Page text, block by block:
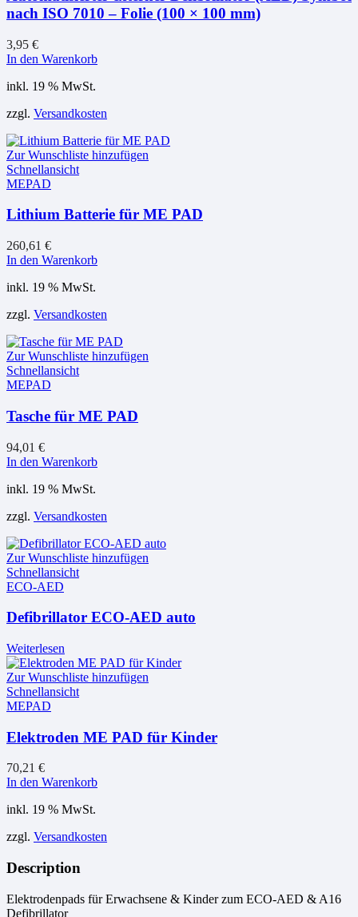
nach ISO 7010 – Folie (100 × 100 mm)
3,95 €
In den Warenkorb
inkl. 19 % MwSt.
zzgl. Versandkosten
Zur Wunschliste hinzufügen
Schnellansicht
MEPAD
Lithium Batterie für ME PAD
260,61 €
In den Warenkorb
inkl. 19 % MwSt.
zzgl. Versandkosten
Zur Wunschliste hinzufügen
Schnellansicht
MEPAD
Tasche für ME PAD
94,01 €
In den Warenkorb
inkl. 19 % MwSt.
zzgl. Versandkosten
Zur Wunschliste hinzufügen
Schnellansicht
ECO-AED
Defibrillator ECO-AED auto
Weiterlesen
Zur Wunschliste hinzufügen
Schnellansicht
MEPAD
Elektroden ME PAD für Kinder
70,21 €
In den Warenkorb
inkl. 19 % MwSt.
zzgl. Versandkosten
Description
Elektrodenpads für Erwachsene & Kinder zum ECO-AED & A16
Defibrillator